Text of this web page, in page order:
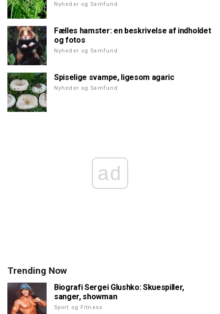
Nyheder og Samfund
Fælles hamster: en beskrivelse af indholdet
og fotos
Nyheder og Samfund
Spiselige svampe, ligesom agaric
Nyheder og Samfund
ad
Trending Now
Biografi Sergei Glushko: Skuespiller,
sanger, showman
Sport og Fitness